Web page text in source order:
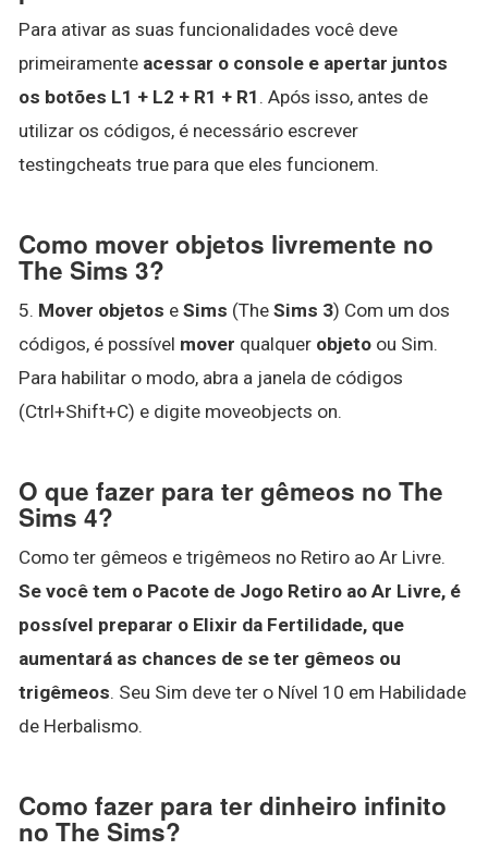
Para ativar as suas funcionalidades você deve
primeiramente acessar o console e apertar juntos
os botões L1 + L2 + R1 + R1 . Após isso, antes de
utilizar os códigos, é necessário escrever
testingcheats true para que eles funcionem.
Como mover objetos livremente no
The Sims 3?
5. Mover objetos e Sims (The Sims 3) Com um dos
códigos, é possível mover qualquer objeto ou Sim.
Para habilitar o modo, abra a janela de códigos
(Ctrl+Shift+C) e digite moveobjects on.
O que fazer para ter gêmeos no The
Sims 4?
Como ter gêmeos e trigêmeos no Retiro ao Ar Livre.
Se você tem o Pacote de Jogo Retiro ao Ar Livre, é
possível preparar o Elixir da Fertilidade, que
aumentará as chances de se ter gêmeos ou
trigêmeos. Seu Sim deve ter o Nível 10 em Habilidade
de Herbalismo.
Como fazer para ter dinheiro infinito
no The Sims?